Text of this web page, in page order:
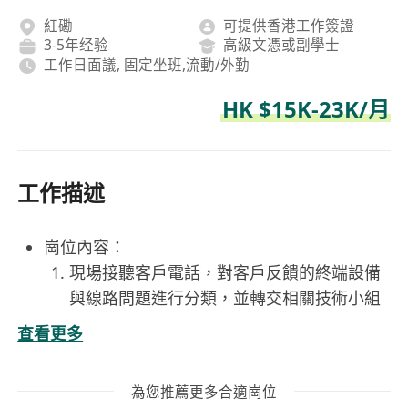
紅磡
可提供香港工作簽證
3-5年经验
高級文憑或副學士
工作日面議, 固定坐班,流動/外勤
HK $15K-23K/月
工作描述
崗位內容：
現場接聽客戶電話，對客戶反饋的終端設備
與線路問題進行分類，並轉交相關技術小組
處理。
提供日常IT技術支持服務，協助解決操作系
查看更多
為您推薦更多合適崗位